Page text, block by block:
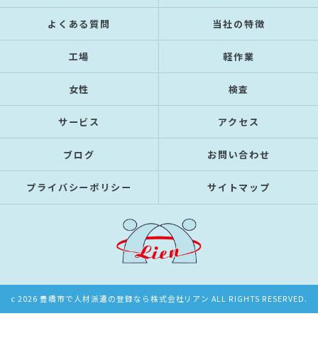
よくある質問 当社の特徴
工場 軽作業
女性 検査
サービス アクセス
ブログ お問い合わせ
プライバシーポリシー サイトマップ
c 2026 豊橋市で人材派遣の登録なら株式会社リアン ALL RIGHTS RESERVED.